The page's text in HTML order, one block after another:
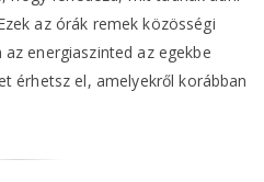
az órák remek közösségi
energiaszinted az egekbe
érhetsz el, amelyekről korábban